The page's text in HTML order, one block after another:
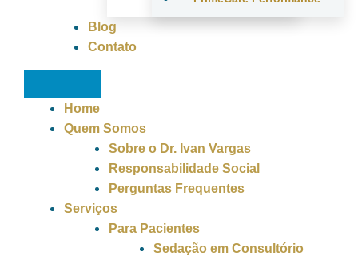
Blog
Contato
Home
Quem Somos
Sobre o Dr. Ivan Vargas
Responsabilidade Social
Perguntas Frequentes
Serviços
Para Pacientes
Sedação em Consultório